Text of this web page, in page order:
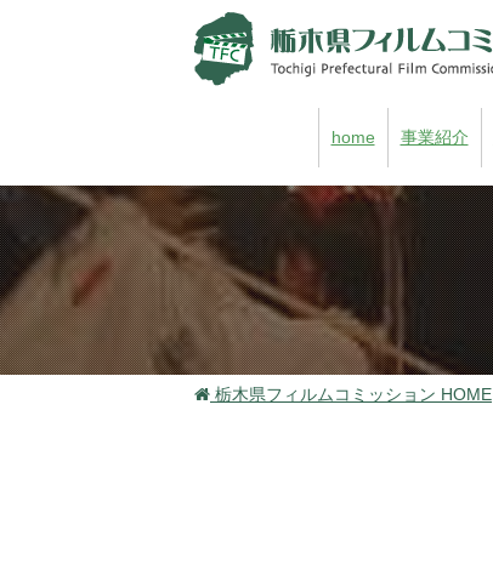
home 事業紹介
栃木県フィルムコミッション HOME